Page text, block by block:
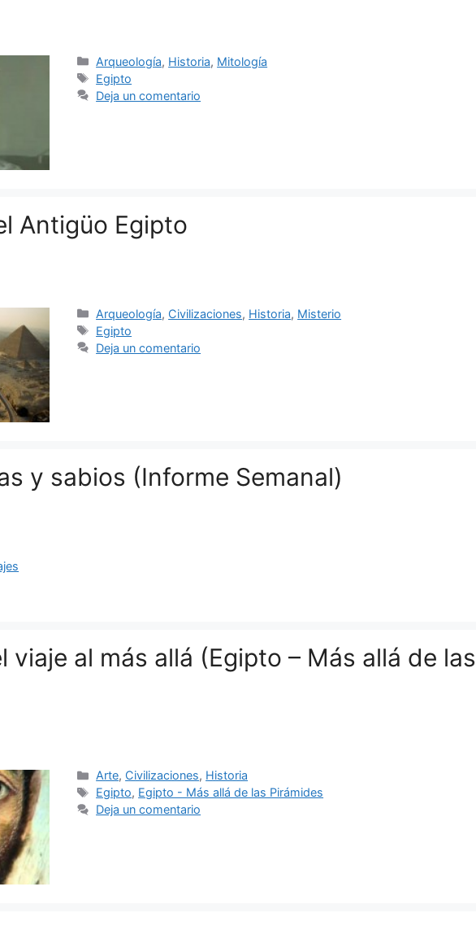
Categorías
Arqueología, Historia, Mitología
Etiquetas
Egipto
Deja un comentario
Antigüo Egipto
Categorías
Arqueología, Civilizaciones, Historia, Misterio
Etiquetas
Egipto
Deja un comentario
y sabios (Informe Semanal)
viaje al más allá (Egipto – Más allá de las
Categorías
Arte, Civilizaciones, Historia
Etiquetas
Egipto, Egipto - Más allá de las Pirámides
Deja un comentario